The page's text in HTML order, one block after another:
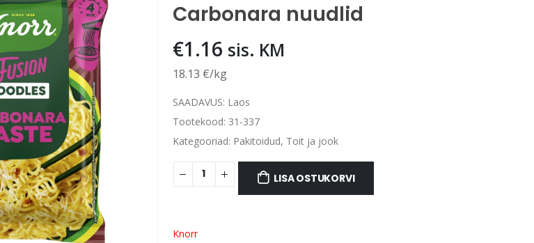
Carbonara nuudlid
€1.16 sis. KM
18.13 €/kg
SAADAVUS: Laos
Tootekood: 31-337
Kategooriad: Pakitoidud, Toit ja jook
LISA OSTUKORVI
Knorr